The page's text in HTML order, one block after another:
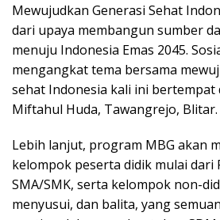
Mewujudkan Generasi Sehat
dari upaya membangun sumber
menuju Indonesia Emas 2045.
mengangkat tema bersama
sehat Indonesia kali ini bertempat
Miftahul Huda, Tawangrejo, Blitar.
Lebih lanjut, program MBG akan
kelompok peserta didik mulai dari
SMA/SMK, serta kelompok non-
menyusui, dan balita, yang